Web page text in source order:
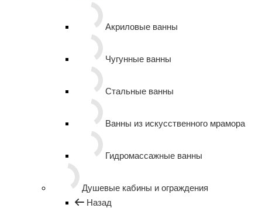
Акриловые ванны
Чугунные ванны
Стальные ванны
Ванны из искусственного мрамора
Гидромассажные ванны
Душевые кабины и ограждения
Назад